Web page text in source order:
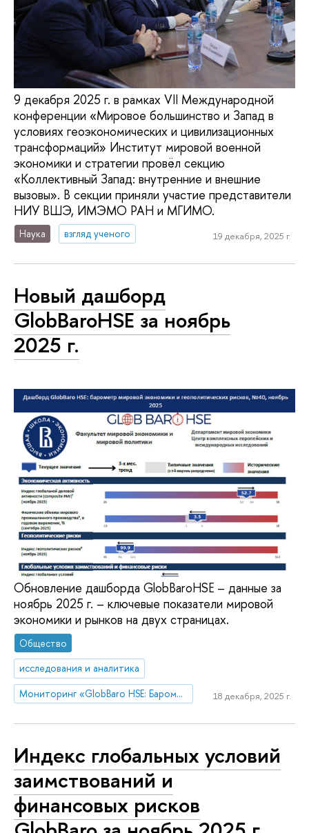
9 декабря 2025 г. в рамках VII Международной
конференции «Мировое большинство и Запад в
условиях геоэкономических и цивилизационных
трансформаций» Институт мировой военной
экономики и стратегии провёл секцию
«Коллективный Запад: внутренние и внешние
вызовы». В секции приняли участие представители
НИУ ВШЭ, ИМЭМО РАН и МГИМО.
Наука взгляд ученого 19 декабря, 2025 г.
Новый дашборд
GlobBaroHSE за ноябрь
2025 г.
Обновление дашборда GlobBaroHSE – данные за
ноябрь 2025 г. – ключевые показатели мировой
экономики и рынков на двух страницах.
Общество
исследования и аналитика
Мониторинг «GlobBaro HSE: Барометр мировой экономики»
18 декабря, 2025 г.
Индекс глобальных условий
заимствований и
финансовых рисков